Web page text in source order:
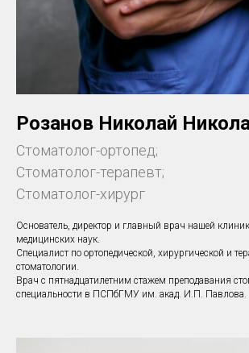
Розанов Николай
Стоматолог-ортопед;
Стоматолог-терапевт;
Стоматолог-хирург
Основатель, директор и главный врач нашей
медицинских наук.
Специалист по ортопедической, хирургической и
стоматологии.
Врач с пятнадцатилетним стажем преподавания
специальности в ПСПбГМУ им. акад. И.П. Павлова.